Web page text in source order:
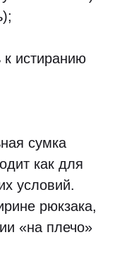
к истиранию
сумка
как для
условий.
рюкзака,
«на плечо»